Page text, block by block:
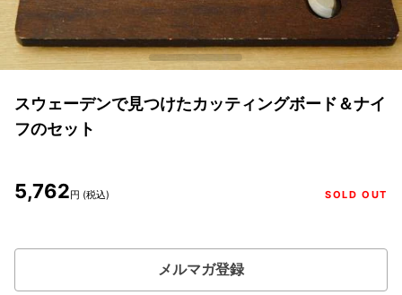
スウェーデンで見つけたカッティングボード＆ナイ
フのセット
5,762円 (税込) SOLD OUT
メルマガ登録